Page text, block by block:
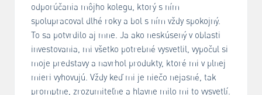
odporúčania môjho kolegu, ktorý s ním
spolupracoval dlhé roky a bol s ním vždy spokojný.
To sa potvrdilo aj mne. Ja ako neskúsený v oblasti
investovania, mi všetko potrebné vysvetlil, vypočul si
moje predstavy a navrhol produkty, ktoré mi v plnej
mieri vyhovujú. Vždy keď mi je niečo nejasné, tak
promptne, zrozumiteľne a hlavne milo mi to vysvetlí.